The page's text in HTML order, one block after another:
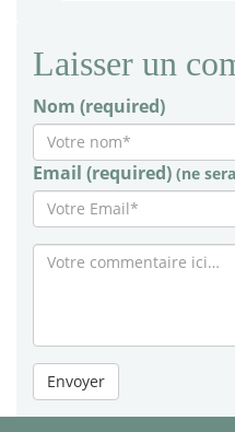
Laisser un
Nom (required)
Email (required) (ne
Envoyer